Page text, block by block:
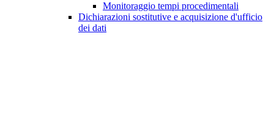
Monitoraggio tempi procedimentali
Dichiarazioni sostitutive e acquisizione d'ufficio
dei dati